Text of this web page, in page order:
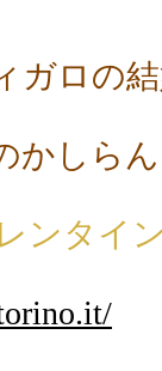
ガロの
かしら
ンタイ